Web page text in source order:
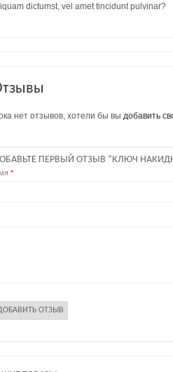
dictumst, vel amet tincidunt pulvinar?
нет отзывов, хотели бы вы добавить
ПЕРВЫЙ ОТЗЫВ “КЛЮЧ
*